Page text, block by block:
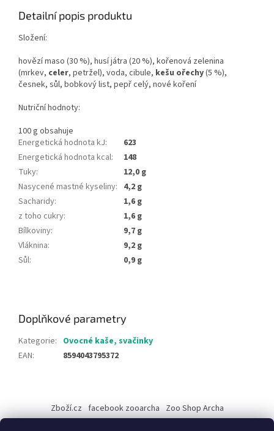
Detailní popis produktu
Složení:
hovězí maso (30 %), husí játra (20 %), kořenová zelenina
(mrkev, celer, petržel), voda, cibule, kešu ořechy(5 %),
česnek, sůl, bobkový list, pepř celý, nové koření
Nutriční hodnoty:
100 g obsahuje
Energetická hodnota kJ:
623
Energetická hodnota kcal:
148
Tuky:
12,0 g
Nasycené mastné kyseliny: 4,2 g
Sacharidy:
1,6 g
z toho cukry:
1,6 g
Bílkoviny:
9,7 g
Vláknina:
9,2 g
Sůl: 0,9 g
Doplňkové parametry
Kategorie: Ovocné kaše, svačinky
EAN: 8594043795372
p
Zboží.cz facebook zooarcha Zoo Shop Archa